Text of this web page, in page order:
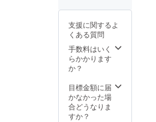
なお、T
シャツ
のお届
けは１
１月頃
を予定
す。
ン チ
は開催
日１週
間前ま
でにお
届けし
※Tシャ
ツのサ
イズは
S、M、
支援に関するよ
くある質問
手数料はいく
らかかります
か？
目標金額に届
かなかった場
合どうなりま
すか？